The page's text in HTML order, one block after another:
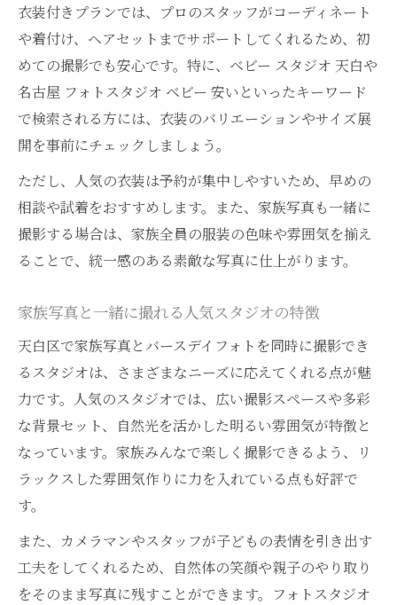
衣装付きプランでは、プロのスタッフがコーディネート
や着付け、ヘアセットまでサポートしてくれるため、初
めての撮影でも安心です。特に、ベビー スタジオ 天白や
名古屋 フォトスタジオ ベビー 安いといったキーワード
で検索される方には、衣装のバリエーションやサイズ展
開を事前にチェックしましょう。
ただし、人気の衣装は予約が集中しやすいため、早めの
相談や試着をおすすめします。また、家族写真も一緒に
撮影する場合は、家族全員の服装の色味や雰囲気を揃え
ることで、統一感のある素敵な写真に仕上がります。
家族写真と一緒に撮れる人気スタジオの特徴
天白区で家族写真とバースデイフォトを同時に撮影でき
るスタジオは、さまざまなニーズに応えてくれる点が魅
力です。人気のスタジオでは、広い撮影スペースや多彩
な背景セット、自然光を活かした明るい雰囲気が特徴と
なっています。家族みんなで楽しく撮影できるよう、リ
ラックスした雰囲気作りに力を入れている点も好評で
す。
また、カメラマンやスタッフが子どもの表情を引き出す
工夫をしてくれるため、自然体の笑顔や親子のやり取り
をそのまま写真に残すことができます。フォトスタジオ